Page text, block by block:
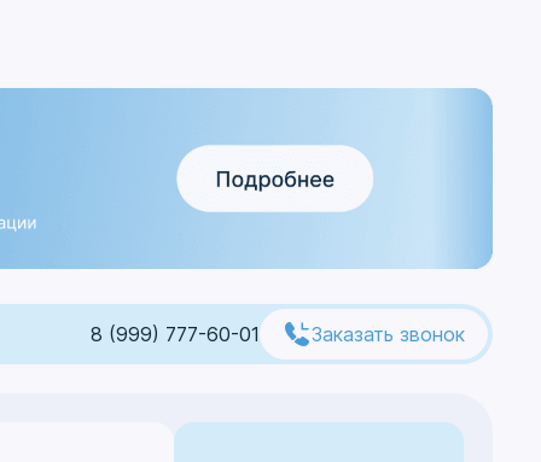
8 (999) 777-60-01 Заказать звонок